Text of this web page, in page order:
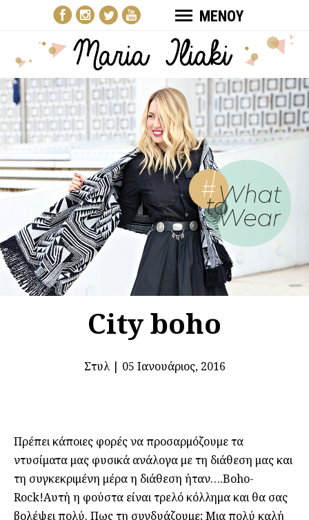
ΜΕΝΟΥ
City boho
Στυλ| 05 Ιανουάριος, 2016
Πρέπει κάποιες φορές να προσαρμόζουμε τα
ντυσίματα μας φυσικά ανάλογα με τη διάθεση μας και
τη συγκεκριμένη μέρα η διάθεση ήταν….Boho-
Rock!Aυτή η φούστα είναι τρελό κόλλημα και θα σας
βολέψει πολύ. Πως τη συνδυάζουμε; Μια πολύ καλή